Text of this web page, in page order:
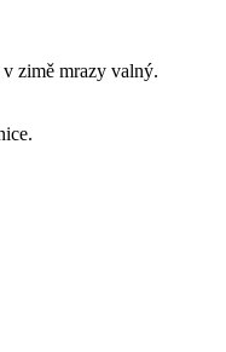
zimě mrazy valný.